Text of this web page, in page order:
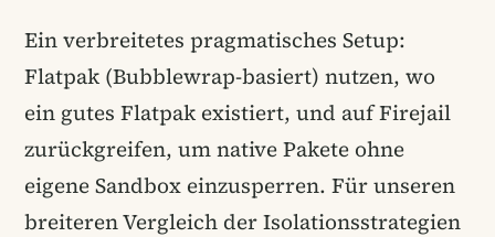
Ein verbreitetes pragmatisches Setup:
Flatpak (Bubblewrap-basiert) nutzen, wo
ein gutes Flatpak existiert, und auf Firejail
zurückgreifen, um native Pakete ohne
eigene Sandbox einzusperren. Für unseren
breiteren Vergleich der Isolationsstrategien